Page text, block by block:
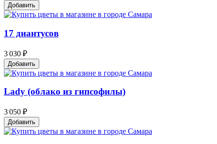
Добавить
17 диантусов
3 030 ₽
Добавить
Lady (облако из гипсофилы)
3 050 ₽
Добавить